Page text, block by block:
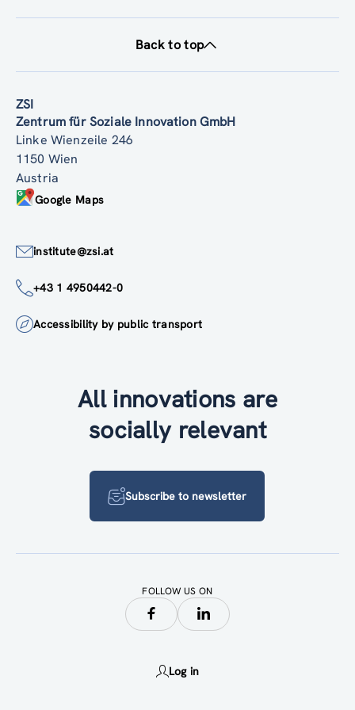
Back to top
ZSI
Zentrum für Soziale Innovation GmbH
Linke Wienzeile 246
1150 Wien
Austria
Google Maps
institute@zsi.at
+43 1 4950442-0
Accessibility by public transport
All innovations are
socially relevant
Subscribe to newsletter
FOLLOW US ON
Log in